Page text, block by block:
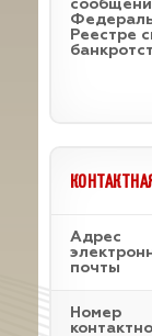
Реестре
Адрес
почты
Номер